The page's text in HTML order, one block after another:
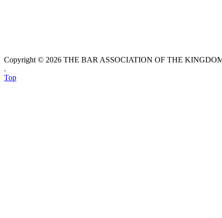
Copyright © 2026 THE BAR ASSOCIATION OF THE
.
Top